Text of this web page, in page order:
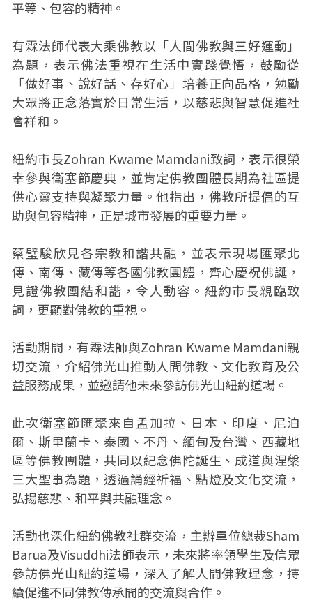
平等、包容的精神。
有霖法師代表大乘佛教以「人間佛教與三好運動」
為題，表示佛法重視在生活中實踐覺悟，鼓勵從
「做好事、說好話、存好心」培養正向品格，勉勵
大眾將正念落實於日常生活，以慈悲與智慧促進社
會祥和。
紐約市長Zohran Kwame Mamdani致詞，表示很榮
幸參與衛塞節慶典，並肯定佛教團體長期為社區提
供心靈支持與凝聚力量。他指出，佛教所提倡的互
助與包容精神，正是城市發展的重要力量。
蔡璧駿欣見各宗教和諧共融，並表示現場匯聚北
傳、南傳、藏傳等各國佛教團體，齊心慶祝佛誕，
見證佛教團結和諧，令人動容。紐約市長親臨致
詞，更顯對佛教的重視。
活動期間，有霖法師與Zohran Kwame Mamdani親
切交流，介紹佛光山推動人間佛教、文化教育及公
益服務成果，並邀請他未來參訪佛光山紐約道場。
此次衛塞節匯聚來自孟加拉、日本、印度、尼泊
爾、斯里蘭卡、泰國、不丹、緬甸及台灣、西藏地
區等佛教團體，共同以紀念佛陀誕生、成道與涅槃
三大聖事為題，透過誦經祈福、點燈及文化交流，
弘揚慈悲、和平與共融理念。
活動也深化紐約佛教社群交流，主辦單位總裁Sham
Barua及Visuddhi法師表示，未來將率領學生及信眾
參訪佛光山紐約道場，深入了解人間佛教理念，持
續促進不同佛教傳承間的交流與合作。